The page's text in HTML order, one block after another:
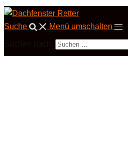
Suche Menü umschalten